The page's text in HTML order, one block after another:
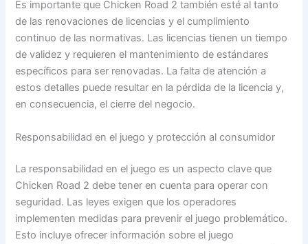
Es importante que Chicken Road 2 también esté al tanto
de las renovaciones de licencias y el cumplimiento
continuo de las normativas. Las licencias tienen un tiempo
de validez y requieren el mantenimiento de estándares
específicos para ser renovadas. La falta de atención a
estos detalles puede resultar en la pérdida de la licencia y,
en consecuencia, el cierre del negocio.
Responsabilidad en el juego y protección al consumidor
La responsabilidad en el juego es un aspecto clave que
Chicken Road 2 debe tener en cuenta para operar con
seguridad. Las leyes exigen que los operadores
implementen medidas para prevenir el juego problemático.
Esto incluye ofrecer información sobre el juego